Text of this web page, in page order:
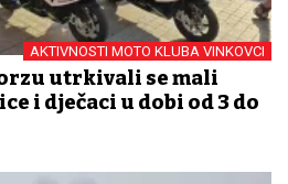
AKTIVNOSTI MOTO KLUBA VINKOVCI
utrkivali se mali
i dječaci u dobi od 3 do